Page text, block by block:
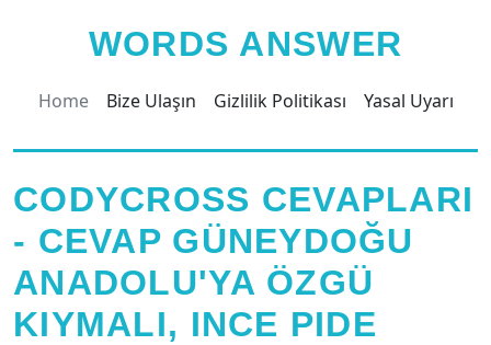
WORDS ANSWER
Home Bize Ulaşın Gizlilik Politikası Yasal Uyarı
CODYCROSS CEVAPLARI
- CEVAP GÜNEYDOĞU
ANADOLU'YA ÖZGÜ
KIYMALI, INCE PIDE